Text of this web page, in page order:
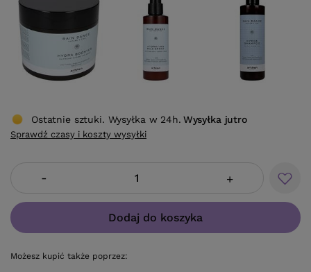
- +
Dodaj do koszyka
Możesz kupić także poprzez:
Ostatnie sztuki. Wysyłka w 24h. Wysyłka jutro
Sprawdź czasy i koszty wysyłki